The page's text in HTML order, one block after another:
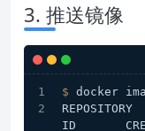
3. 推送镜像
$ docker
ID